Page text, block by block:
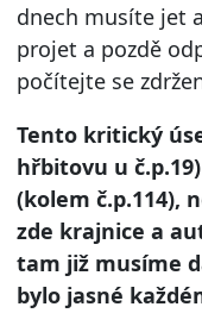
dnech musíte jet
projet a pozdě
počítejte se
Tento kritický
hřbitovu u
(kolem č.p.114),
zde krajnice a
tam již musíme
bylo jasné